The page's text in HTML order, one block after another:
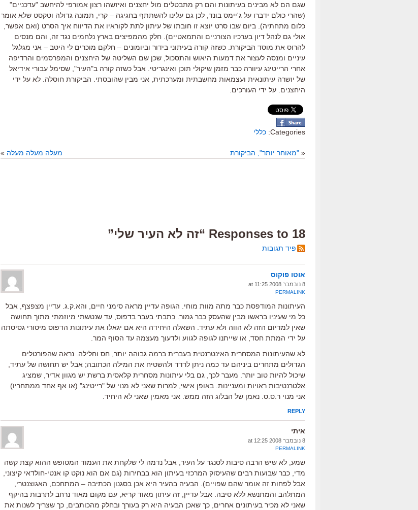
שגם הם לא מבינים בעיתונות והם רק מתבטלים מול יחצנים ואיזשהו רצון אמורפי להיחשב "עדכניים"
(שהרי כולם ידברו על ג'יימס בונד, לכן גם עלינו להשתתף בחגיגה – קרי, תמונה גדולה וטקסט שלא אומר
כלום מתחתיה). ביום שבו סרט יוצא זו חובתו של עיתון לתת לקוראיו את הדיווח איך הסרט (ואם אפשר,
אולי גם לנהל דיון בערכיו הצורניים והתמאטיים). חלק מהמפיצים בארץ נלחמים נגד זה, והם מנסים
להרוס את מוסד הביקורת. כשזה קורה בעיתוני בידור וביומונים – חלקם מוכרים לי היטב – אני מגלגל
עיניים ומנסה לעצור את דמעות היאוש והתסכול, שכן שם השליטה של היחצנים והמפרסמים והרדיפה
אחרי הרייטינג עיוורה כבר מזמן שיקולי תוכן ואינגריטי. אבל כשזה קורה ב"העיר", שסימל עבורי אידיאל
של יושרה עיתונאית ועצמאות מחשבתית ומערכתית, אני מבין שהובסתי. הביקורת חוסלה. לא על ידי
היחצנים. על ידי העורכים.
Categories: כללי
« "מאוחר יותר", הביקורת מעלה מעלה מעלה »
18 Responses to “זה לא העיר שלי”
פיד תגובות
אוטו פוקוס
8 נובמבר 2008 at 11:25
PERMALINK
העיתונות המודפסת כבר מתה מוות מוחי. הגופה עדיין מראה סימני חיים, והא.ק.ג. עדיין מצפצף, אבל
כל מי שעיניו בראשו מבין שהעסק כבר גמור. כתבתי בעבר בדפוס, עד שנטשתי מיוזמתי מתוך תחושה
שאין למדיום הזה לא הווה ולא עתיד. השאלה היחידה היא אם יגאלו את עיתונות הדפוס מיסורי גסיסתה
על ידי המתת חסד, או שייתנו לגופה לגווע ולדעוך מעצמה עד הסוף המר.
לא שהעיתונות המסחרית האינטרנטית בעברית ברמה גבוהה יותר, חס וחלילה. נראה שהפורטלים
הגדולים מתחרים ביניהם עד כמה ניתן לרדד ולהשטיח את המילה הכתובה; אבל יש תחושה של עתיד,
שיכול להיות טוב יותר. מעבר לכך, גם בלי עיתונות מסחרית קלאסית ברשת יש מגוון אדיר, שמציג
אלטרנטיבות ראויות ומעניינות. באופן אישי, למרות שאני לא מנוי של "רייטינג" (או אף אחד ממתחריו)
אני מנוי ר.ס.ס. נאמן של הבלוג הזה ממש. אני מאמין שאני לא היחיד.
REPLY
איתי
8 נובמבר 2008 at 12:25
PERMALINK
שמע, לא שיש הרבה סיבות לסנגר על העיר, אבל נדמה לי שלקחת את העמוד המטופש ההוא קצת קשה
מדי, כבר שבועות רבים שהעיסוק המרכזי בעיתון הוא בבחירות (גם אם הוא נוקט קו אנטי-חולדאי קיצוני,
אבל לפחות זה אומר שהם שפויים). הבעיה בהעיר היא אכן בסגנון הכתיבה – המתחכם, האגוצנטרי,
המתלהב והמתנשא ללא סיבה. אבל עדיין, זה עיתון מאוד קריא, עם מקום מאוד נרחב לתרבות בהיקף
שאני לא מכיר בעיתונים אחרים, כך שאכן הבעיה היא רק בעורך ובחלק מהכותבים, כך שצריך לשנות את